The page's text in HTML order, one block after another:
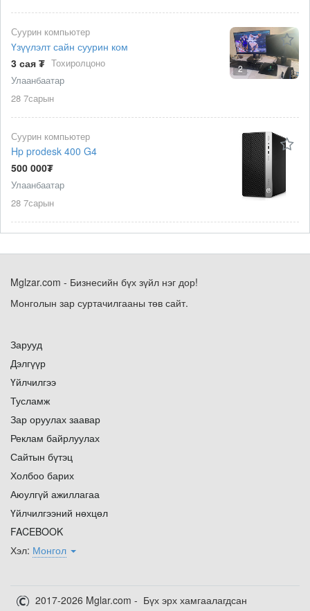
2
Суурин компьютер
Үзүүлэлт сайн суурин ком
3 сая ₮ Тохиролцоно
Улаанбаатар
28 7сарын
Суурин компьютер
Hp prodesk 400 G4
500 000₮
Улаанбаатар
28 7сарын
Mglzar.com - Бизнесийн бүх зүйл нэг дор!
Монголын зар суртачилгааны төв сайт.
Зарууд
Дэлгүүр
Үйлчилгээ
Тусламж
Зар оруулах заавар
Реклам байрлуулах
Сайтын бүтэц
Холбоо барих
Аюулгүй ажиллагаа
Үйлчилгээний нөхцөл
FACEBOOK
Хэл: Монгол
2017-2026 Mglar.com - Бүх эрх хамгаалагдсан